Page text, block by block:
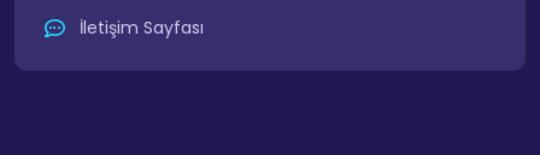
İletişim Sayfası